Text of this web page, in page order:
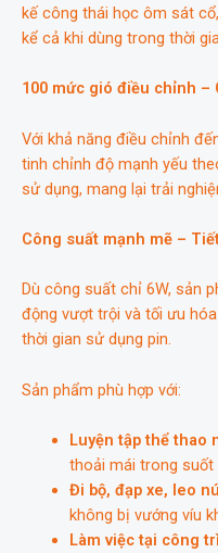
kế công thái học ôm sát
kể cả khi dùng trong thời
100 mức gió điều chỉnh –
Với khả năng điều chỉnh
tinh chỉnh độ mạnh yếu
sử dụng, mang lại trải
Công suất mạnh mẽ –
Dù công suất chỉ 6W, sản
động vượt trội và tối ưu
thời gian sử dụng pin.
Sản phẩm phù hợp với:
Luyện tập thể thao
thoải mái trong suốt
Đi bộ, đạp xe, leo
không bị vướng víu
Làm việc tại công